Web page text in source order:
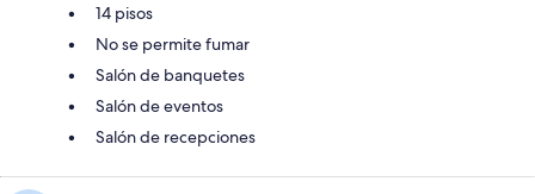
14 pisos
No se permite fumar
Salón de banquetes
Salón de eventos
Salón de recepciones